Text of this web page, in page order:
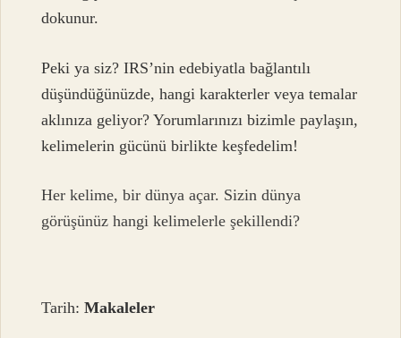
dokunur.
Peki ya siz? IRS’nin edebiyatla bağlantılı
düşündüğünüzde, hangi karakterler veya temalar
aklınıza geliyor? Yorumlarınızı bizimle paylaşın,
kelimelerin gücünü birlikte keşfedelim!
Her kelime, bir dünya açar. Sizin dünya
görüşünüz hangi kelimelerle şekillendi?
Tarih:Makaleler